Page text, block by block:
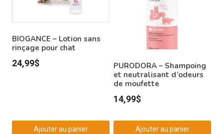
BIOGANCE – Lotion sans
rinçage pour chat
24,99$
Ajouter au panier
PURODORA – Shampoing
et neutralisant d’odeurs
de moufette
14,99$
Ajouter au panier